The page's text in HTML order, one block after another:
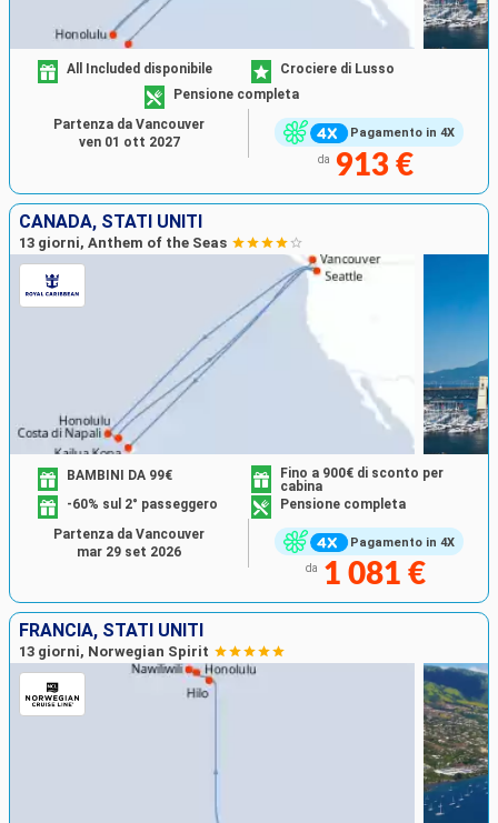
Pagamento in 4X
All Included disponibile
Crociere di Lusso
Pensione completa
da 913 €
Partenza da Vancouver
ven 01 ott 2027
CANADA, STATI UNITI
13 giorni, Anthem of the Seas
Pagamento in 4X
BAMBINI DA 99€
Fino a 900€ di sconto per
cabina
-60% sul 2° passeggero
Pensione completa
da 1 081 €
Partenza da Vancouver
mar 29 set 2026
FRANCIA, STATI UNITI
13 giorni, Norwegian Spirit